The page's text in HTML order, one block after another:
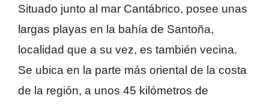
Situado junto al mar Cantábrico, posee unas
largas playas en la bahía de Santoña,
localidad que a su vez, es también vecina.
Se ubica en la parte más oriental de la costa
de la región, a unos 45 kilómetros de